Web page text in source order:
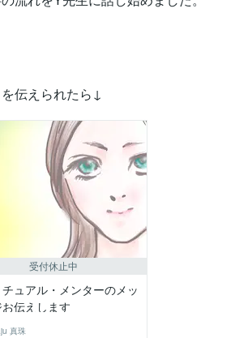
伝えられたら↓
受付休止中
チュアル・メンターのメッ
伝えします
真珠